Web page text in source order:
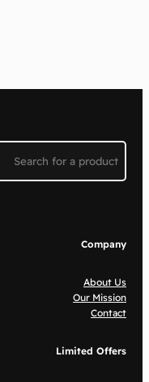
Company
About Us
Our Mission
Contact
Limited Offers